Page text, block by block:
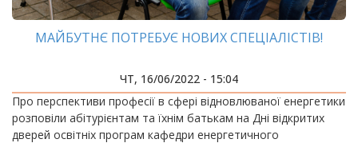
МАЙБУТНЄ ПОТРЕБУЄ НОВИХ СПЕЦІАЛІСТІВ!
ЧТ, 16/06/2022 - 15:04
Про перспективи професії в сфері відновлюваної енергетики
розповіли абітурієнтам та їхнім батькам на Дні відкритих
дверей освітніх програм кафедри енергетичного